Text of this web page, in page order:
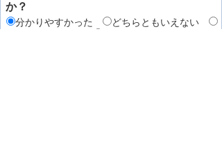
か？
分かりやすかった
どちらともいえない